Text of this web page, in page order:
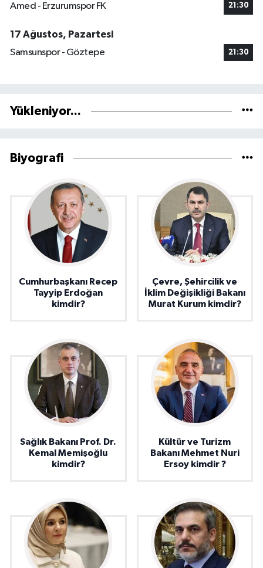
Amed - Erzurumspor FK 21:30
17 Ağustos, Pazartesi
Samsunspor - Göztepe
21:30
Yükleniyor...
Biyografi
Cumhurbaşkanı Recep
Tayyip Erdoğan
kimdir?
Çevre, Şehircilik ve
İklim Değişikliği Bakanı
Murat Kurum kimdir?
Sağlık Bakanı Prof. Dr.
Kemal Memişoğlu
kimdir?
Kültür ve Turizm
Bakanı Mehmet Nuri
Ersoy kimdir ?